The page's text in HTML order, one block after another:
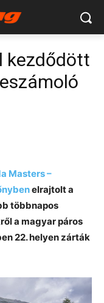
kezdődött
Masters –
elrajtolt a
többnapos
a magyar páros
22. helyen zárták